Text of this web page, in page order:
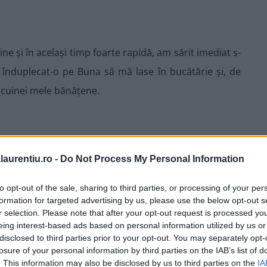
- Do Not Process My Personal Information
opt-out of the sale, sharing to third parties, or processing of your
for targeted advertising by us, please use the below opt-out
selection. Please note that after your opt-out request is processed
interest-based ads based on personal information utilized by us
to third parties prior to your opt-out. You may separately
of your personal information by third parties on the IAB’s list of
This information may also be disclosed by us to third parties on the
și în același timp foarte rapidă, am sărit imediat s-
o pe Buna să mă lase în bucătărie și, de
mele bănățene.
confuzie cu rețeta de latkes evreiești. Nu e de
a avut o populație evreiască însemnată.
1930, 33% dintre locuitorii Rădăuțiului erau evrei.
sunt aproape inexistente. Uneori, tocineii conțin și
conțin ceapă, ceea ce nu e o regulă. Ingredientele
făină.Rețeta de latkes evreiești, în varianta vegană,